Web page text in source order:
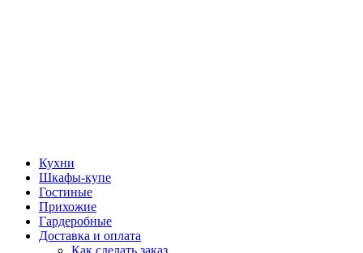
Кухни
Шкафы-купе
Гостиные
Прихожие
Гардеробные
Доставка и оплата
Как сделать заказ